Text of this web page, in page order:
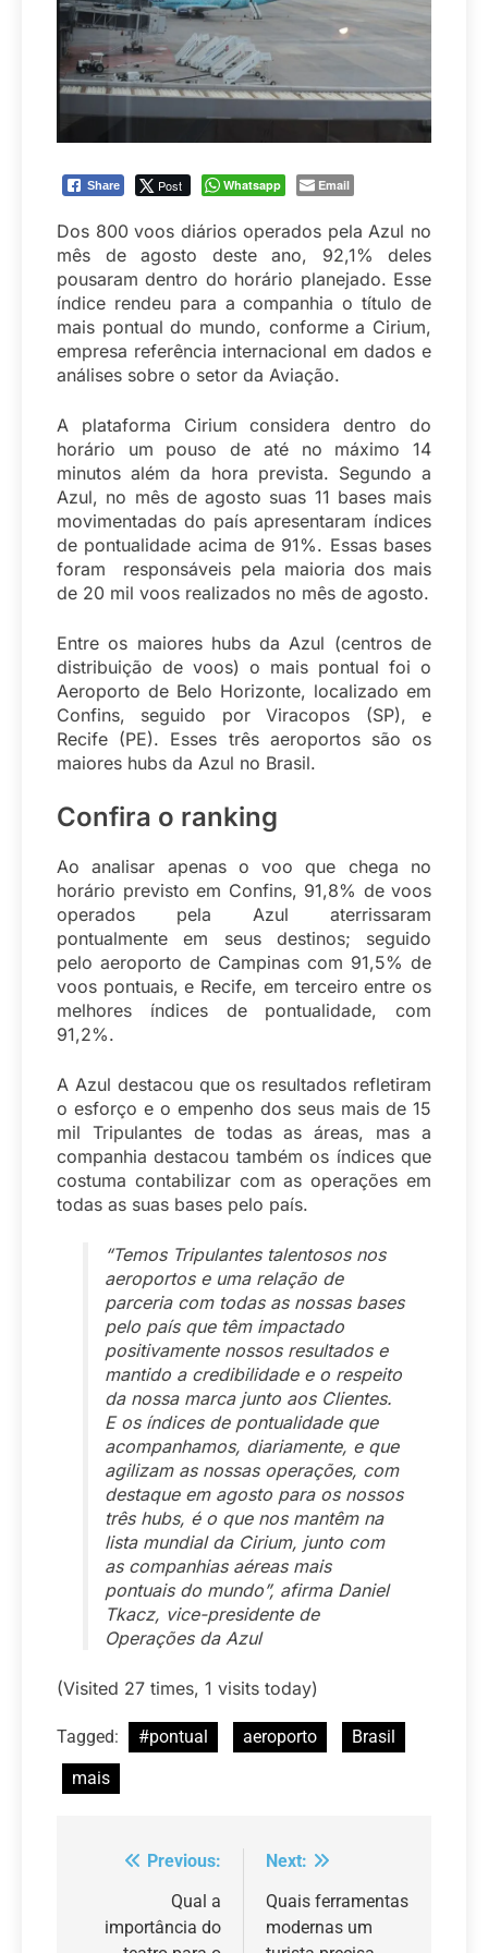
Share Post Whatsapp Email
Dos 800 voos diários operados pela Azul no
mês de agosto deste ano, 92,1% deles
pousaram dentro do horário planejado. Esse
índice rendeu para a companhia o título de
mais pontual do mundo, conforme a Cirium,
empresa referência internacional em dados e
análises sobre o setor da Aviação.
A plataforma Cirium considera dentro do
horário um pouso de até no máximo 14
minutos além da hora prevista. Segundo a
Azul, no mês de agosto suas 11 bases mais
movimentadas do país apresentaram índices
de pontualidade acima de 91%. Essas bases
foram responsáveis pela maioria dos mais
de 20 mil voos realizados no mês de agosto.
Entre os maiores hubs da Azul (centros de
distribuição de voos) o mais pontual foi o
Aeroporto de Belo Horizonte, localizado em
Confins, seguido por Viracopos (SP), e
Recife (PE). Esses três aeroportos são os
maiores hubs da Azul no Brasil.
Confira o ranking
Ao analisar apenas o voo que chega no
horário previsto em Confins, 91,8% de voos
operados pela Azul aterrissaram
pontualmente em seus destinos; seguido
pelo aeroporto de Campinas com 91,5% de
voos pontuais, e Recife, em terceiro entre os
melhores índices de pontualidade, com
91,2%.
A Azul destacou que os resultados refletiram
o esforço e o empenho dos seus mais de 15
mil Tripulantes de todas as áreas, mas a
companhia destacou também os índices que
costuma contabilizar com as operações em
todas as suas bases pelo país.
“Temos Tripulantes talentosos nos
aeroportos e uma relação de
parceria com todas as nossas bases
pelo país que têm impactado
positivamente nossos resultados e
mantido a credibilidade e o respeito
da nossa marca junto aos Clientes.
E os índices de pontualidade que
acompanhamos, diariamente, e que
agilizam as nossas operações, com
destaque em agosto para os nossos
três hubs, é o que nos mantêm na
lista mundial da Cirium, junto com
as companhias aéreas mais
pontuais do mundo”, afirma Daniel
Tkacz, vice-presidente de
Operações da Azul
(Visited 27 times, 1 visits today)
Tagged: #pontual aeroporto
Brasil
mais
Navegação
Post
Previous:
Qual a
importância do
Next:
Quais ferramentas
modernas um